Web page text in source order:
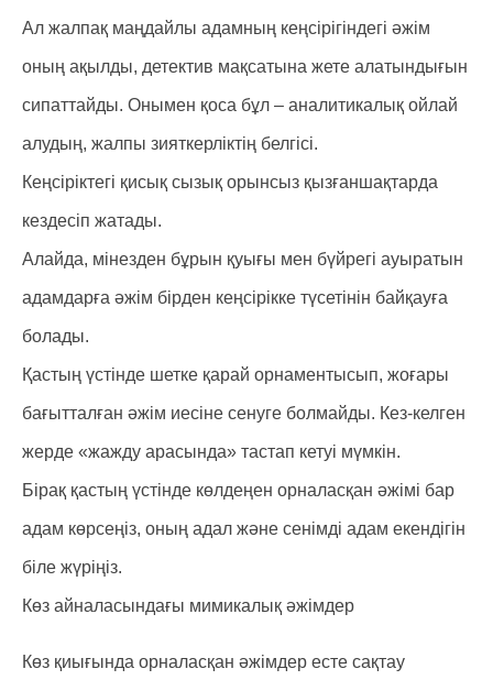
Ал жалпақ маңдайлы адамның кеңсірігіндегі әжім
оның ақылды, детектив мақсатына жете алатындығын
сипаттайды. Онымен қоса бұл – аналитикалық ойлай
алудың, жалпы зияткерліктің белгісі.
Кеңсіріктегі қисық сызық орынсыз қызғаншақтарда
кездесіп жатады.
Алайда, мінезден бұрын қуығы мен бүйрегі ауыратын
адамдарға әжім бірден кеңсірікке түсетінін байқауға
болады.
Қастың үстінде шетке қарай орнаментысып, жоғары
бағытталған әжім иесіне сенуге болмайды. Кез-келген
жерде «жажду арасында» тастап кетуі мүмкін.
Бірақ қастың үстінде көлдеңен орналасқан әжімі бар
адам көрсеңіз, оның адал және сенімді адам екендігін
біле жүріңіз.
Көз айналасындағы мимикалық әжімдер
Көз қиығында орналасқан әжімдер есте сақтау